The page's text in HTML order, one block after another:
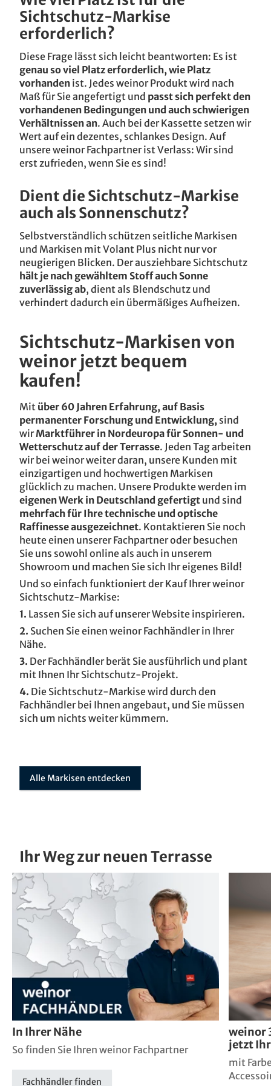
Sichtschutz-Markise
erforderlich?
Diese Frage lässt sich leicht beantworten: Es ist
genau so viel Platz erforderlich, wie Platz
vorhanden ist. Jedes weinor Produkt wird nach
Maß für Sie angefertigt und passt sich perfekt den
vorhandenen Bedingungen und auch schwierigen
Verhältnissen an. Auch bei der Kassette setzen wir
Wert auf ein dezentes, schlankes Design. Auf
unsere weinor Fachpartner ist Verlass: Wir sind
erst zufrieden, wenn Sie es sind!
Dient die Sichtschutz-Markise
auch als Sonnenschutz?
Selbstverständlich schützen seitliche Markisen
und Markisen mit Volant Plus nicht nur vor
neugierigen Blicken. Der ausziehbare Sichtschutz
hält je nach gewähltem Stoff auch Sonne
zuverlässig ab, dient als Blendschutz und
verhindert dadurch ein übermäßiges Aufheizen.
Sichtschutz-Markisen von
weinor jetzt bequem
kaufen!
Mit über 60 Jahren Erfahrung, auf Basis
permanenter Forschung und Entwicklung, sind
wirMarktführer in Nordeuropa für Sonnen- und
Wetterschutz auf der Terrasse. Jeden Tag arbeiten
wir bei weinor weiter daran, unsere Kunden mit
einzigartigen und hochwertigen Markisen
glücklich zu machen. Unsere Produkte werden im
eigenen Werk in Deutschland gefertigt und sind
mehrfach für Ihre technische und optische
Raffinesse ausgezeichnet. Kontaktieren Sie noch
heute einen unserer Fachpartner oder besuchen
Sie uns sowohl online als auch in unserem
Showroom und machen Sie sich Ihr eigenes Bild!
Und so einfach funktioniert der Kauf Ihrer weinor
Sichtschutz-Markise:
1. Lassen Sie sich auf unserer Website inspirieren.
2. Suchen Sie einen weinor Fachhändler in Ihrer
Nähe.
3. Der Fachhändler berät Sie ausführlich und plant
mit Ihnen Ihr Sichtschutz-Projekt.
4. Die Sichtschutz-Markise wird durch den
Fachhändler bei Ihnen angebaut, und Sie müssen
sich um nichts weiter kümmern.
Alle Markisen entdecken
Ihr Weg zur neuen Terrasse
In Ihrer Nähe
So finden Sie Ihren weinor Fachpartner
Fachhändler finden
weinor
jetzt
mit